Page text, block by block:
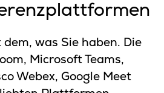
was Sie haben. Die
Microsoft Teams,
Webex, Google Meet